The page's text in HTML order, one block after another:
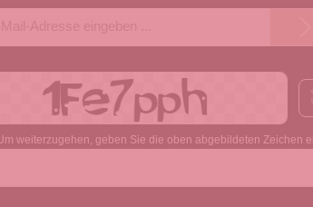
Adresse*
weiterzugehen, geben Sie die oben abgebildeten Zeichen